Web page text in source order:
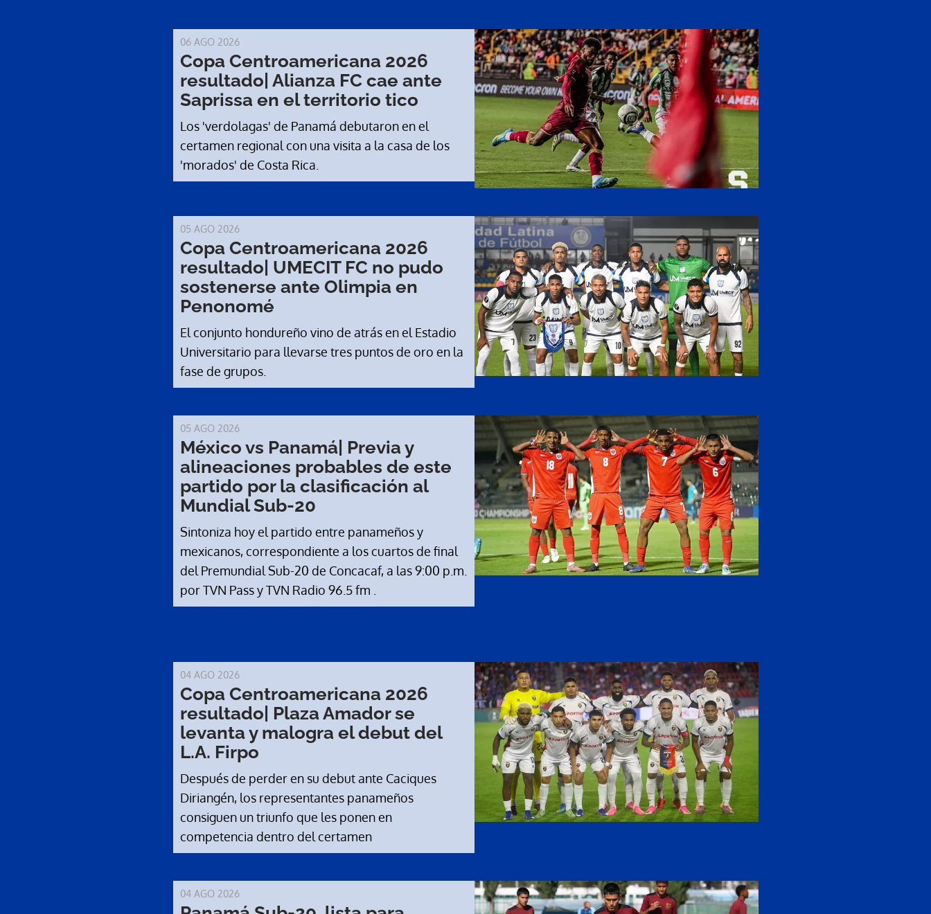
06 AGO 2026
Copa Centroamericana 2026
resultado| Alianza FC cae ante
Saprissa en el territorio tico
Los 'verdolagas' de Panamá debutaron en el
certamen regional con una visita a la casa de los
'morados' de Costa Rica.
05 AGO 2026
Copa Centroamericana 2026
resultado| UMECIT FC no pudo
sostenerse ante Olimpia en
Penonomé
El conjunto hondureño vino de atrás en el Estadio
Universitario para llevarse tres puntos de oro en la
fase de grupos.
05 AGO 2026
México vs Panamá| Previa y
alineaciones probables de este
partido por la clasificación al
Mundial Sub-20
Sintoniza hoy el partido entre panameños y
mexicanos, correspondiente a los cuartos de final
del Premundial Sub-20 de Concacaf, a las 9:00 p.m.
por TVN Pass y TVN Radio 96.5 fm .
04 AGO 2026
Copa Centroamericana 2026
resultado| Plaza Amador se
levanta y malogra el debut del
L.A. Firpo
Después de perder en su debut ante Caciques
Diriangén, los representantes panameños
consiguen un triunfo que les ponen en
competencia dentro del certamen
04 AGO 2026